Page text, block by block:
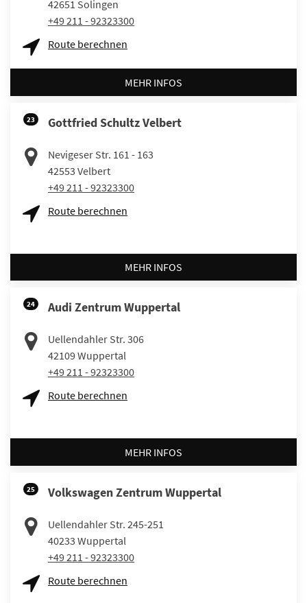
42651 Solingen
+49 211 - 92323300
Route berechnen
MEHR INFOS
23 Gottfried Schultz Velbert
Nevigeser Str. 161 - 163
42553 Velbert
+49 211 - 92323300
Route berechnen
MEHR INFOS
24 Audi Zentrum Wuppertal
Uellendahler Str. 306
42109Wuppertal
+49 211 - 92323300
Route berechnen
MEHR INFOS
25 Volkswagen Zentrum Wuppertal
Uellendahler Str. 245-251
40233 Wuppertal
+49 211 - 92323300
Route berechnen